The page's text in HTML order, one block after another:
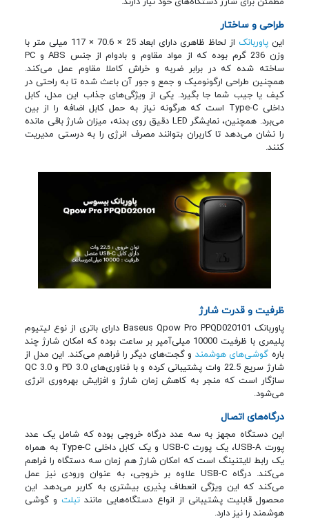
طراحی و ساختار
اینپاوربانک
از لحاظ ظاهری دارای ابعاد 25 × 70.6 × 117 میلی متر با
وزن 236 گرم بوده که از مواد مقاوم و بادوام از جنس ABS و PC
ساخته شده که در برابر ضربه و خراش کاملا مقاوم عمل می‌کند.
همچنین طراحی ارگونومیک و جمع‌ و جور آن باعث شده تا به‌ راحتی در
کیف یا جیب شما جا بگیرد. یکی از ویژگی‌های جذاب این مدل، کابل
داخلی Type-C است که هرگونه نیاز به حمل کابل اضافه را از بین
می‌برد. همچنین، نمایشگر LED دقیق روی بدنه، میزان شارژ باقی‌ مانده
را نشان می‌دهد تا کاربران بتوانند مصرف انرژی را به‌ درستی مدیریت
کنند.
ظرفیت و قدرت شارژ
پاوربانک Baseus Qpow Pro PPQD020101 دارای باتری از نوع لیتیوم
پلیمری با ظرفیت 10000 میلی‌آمپر بر ساعت بوده که امکان شارژ چند
باره گوشی‌های هوشمند و گجت‌های دیگر را فراهم می‌کند. این مدل از
شارژ سریع 22.5 وات پشتیبانی کرده و با فناوری‌های PD 3.0 و QC 3.0
سازگار است که منجر به کاهش زمان شارژ و افزایش بهره‌وری انرژی
می‌شود.
درگاه‌های اتصال
این دستگاه مجهز به سه عدد درگاه خروجی بوده که شامل یک عدد
پورت USB-A، یک پورت USB-C و یک کابل داخلی Type-C به همراه
یک رابط لایتنینگ است که امکان شارژ هم‌ زمان سه دستگاه را فراهم
می‌کند. درگاه USB-C علاوه بر خروجی، به‌ عنوان ورودی نیز عمل
می‌کند که این ویژگی انعطاف‌ پذیری بیشتری به کاربر می‌دهد. این
محصول قابلیت پشتیبانی از انواع دستگاه‌هایی مانند تبلت و گوشی
هوشمند را نیز دارد.